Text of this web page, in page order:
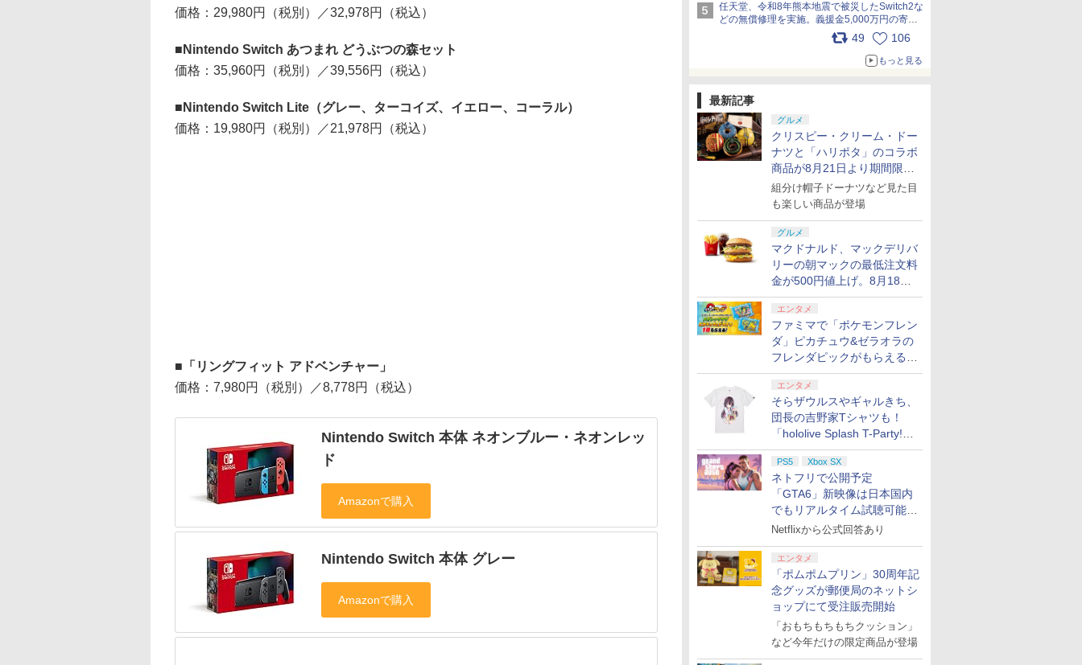
任天堂、令和8年熊本地震で被災したSwitch2な
どの無償修理を実施。義援金5,000万円の寄付
も発表 pic.x.com/BAYsMfUfUC
49 106
もっと見る
最新記事
グルメ
クリスピー・クリーム・ドー
ナツと「ハリポタ」のコラボ
商品が8月21日より期間限定
で発売
組分け帽子ドーナツなど見た目
も楽しい商品が登場
グルメ
マクドナルド、マックデリバ
リーの朝マックの最低注文料
金が500円値上げ。8月18日
より1,500円から受付
エンタメ
ファミマで「ポケモンフレン
ダ」ピカチュウ&ゼラオラの
フレンダピックがもらえるキ
ャンペーン開催！
エンタメ
そらザウルスやギャルきち、
団長の吉野家Tシャツも！
「hololive Splash T-Party!」
全Tシャツラインナップ公開
＆オンライン販売開始
PS5 Xbox SX
ネトフリで公開予定
「GTA6」新映像は日本国内
でもリアルタイム試聴可能。
しかも日本語字幕付き
Netflixから公式回答あり
エンタメ
「ポムポムプリン」30周年記
念グッズが郵便局のネットシ
ョップにて受注販売開始
「おもちもちもちクッション」
など今年だけの限定商品が登場
価格：29,980円（税別）／32,978円（税込）
■Nintendo Switch あつまれ どうぶつの森セット
価格：35,960円（税別）／39,556円（税込）
■Nintendo Switch Lite（グレー、ターコイズ、イエロー、コーラル）
価格：19,980円（税別）／21,978円（税込）
■「リングフィット アドベンチャー」
価格：7,980円（税別）／8,778円（税込）
Nintendo Switch 本体 ネオンブルー・ネオンレッ
ド
Nintendo Switch 本体 グレー